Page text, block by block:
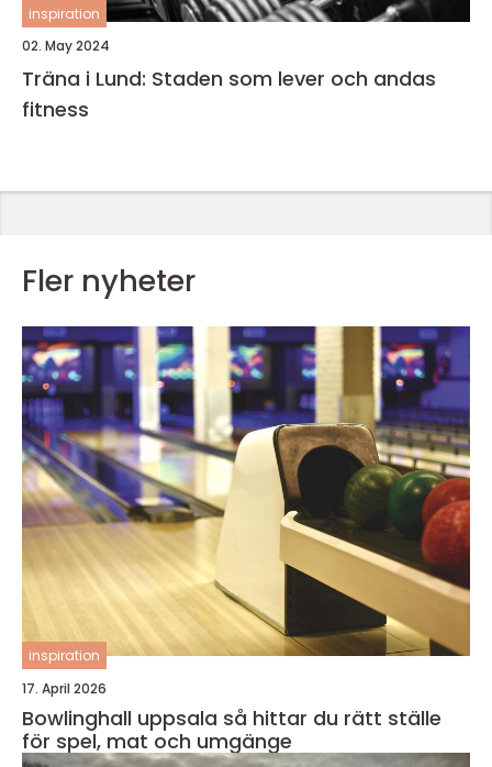
inspiration
02. May 2024
Träna i Lund: Staden som lever och andas
fitness
Fler nyheter
inspiration
17. April 2026
Bowlinghall uppsala så hittar du rätt ställe
för spel, mat och umgänge